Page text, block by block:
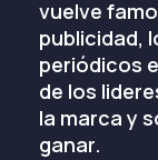
vuelve
publicidad,
periódicos
de los
la marca y
ganar.